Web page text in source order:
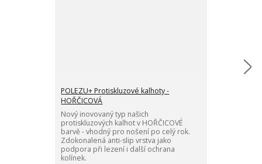
POLEZU+ Protiskluzové kalhoty -
HOŘČICOVÁ
Nový inovovaný typ našich
protiskluzových kalhot v HOŘČICOVÉ
barvě - vhodný pro nošení po celý rok.
Zdokonalená anti-slip vrstva jako
podpora při lezení i další ochrana
kolínek.